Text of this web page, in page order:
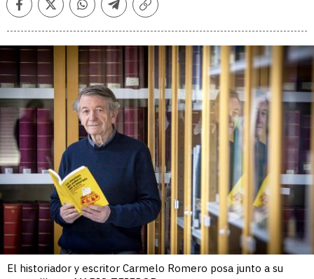
FacebookTwitterWhatsappTelegramCopiar
El historiador y escritor Carmelo Romero posa junto a su